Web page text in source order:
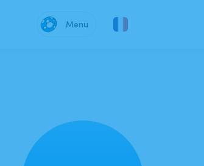
Menu